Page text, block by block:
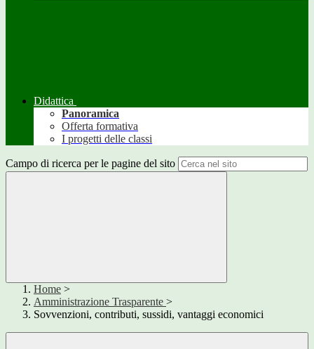
Didattica
Panoramica
Offerta formativa
I progetti delle classi
Campo di ricerca per le pagine del sito
Home >
Amministrazione Trasparente >
Sovvenzioni, contributi, sussidi, vantaggi economici